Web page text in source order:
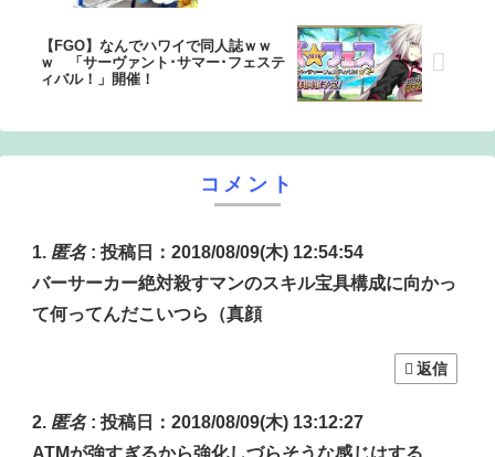
【FGO】なんでハワイで同人誌ｗｗ
ｗ 「サーヴァント･サマー･フェステ
ィバル！」開催！
コメント
匿名: 投稿日：2018/08/09(木) 12:54:54
バーサーカー絶対殺すマンのスキル宝具構成に向かっ
て何ってんだこいつら（真顔
返信
匿名: 投稿日：2018/08/09(木) 13:12:27
ATMが強すぎるから強化しづらそうな感じはする